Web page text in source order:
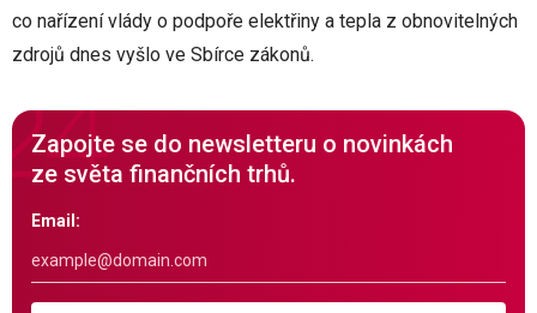
co nařízení vlády o podpoře elektřiny a tepla z obnovitelných
zdrojů dnes vyšlo ve Sbírce zákonů.
Zapojte se do newsletteru o novinkách
ze světa finančních trhů.
Email: